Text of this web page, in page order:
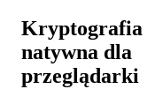
Kryptografia
natywna dla
przeglądarki